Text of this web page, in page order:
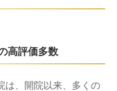
高評価多数
は、開院以来、多くの